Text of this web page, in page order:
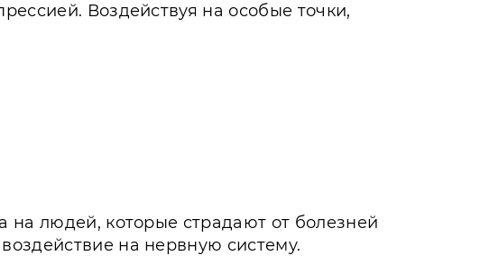
Воздействуя на особые точки,
людей, которые страдают от болезней
на нервную систему.